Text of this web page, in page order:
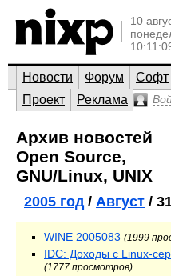
10
Новости Форум Софт
Проект
Реклама
Архив новостей
Open Source,
GNU/Linux, UNIX
2005 год/ Август /
WINE 2005083 (1999
IDC: Доходы с Linux-
(1777 просмотров)